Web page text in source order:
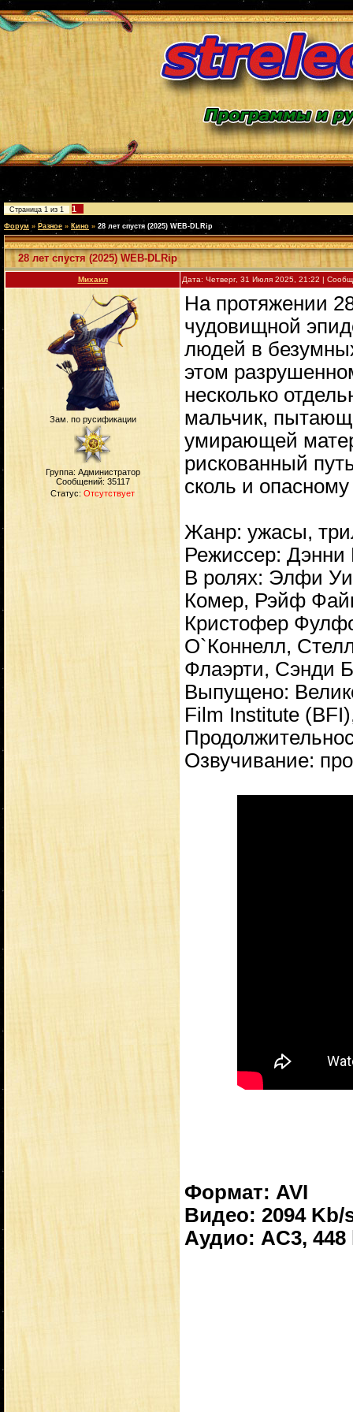
Страница 1 из 1 1
Форум » Разное » Кино » 28 лет спустя (2025) WEB-DLRip
28 лет спустя (2025) WEB-DLRip
Михаил Дата: Четверг, 31 Июля 2025, 21:22 |
Зам. по русификации
Группа: Администратор
Сообщений: 35117
Статус: Отсутствует
На протяжении
чудовищной
людей в
этом
несколько
мальчик,
умирающей
рискованный
сколь и
Жанр: ужасы,
Режиссер: Дэнни
В ролях: Элфи
Комер, Рэйф
Кристофер
О`Коннелл,
Флаэрти, Сэнди
Выпущено:
Film Institute
Озвучивание:
Формат: AVI
Видео: 2094 Kb/
Аудио: AC3, 448